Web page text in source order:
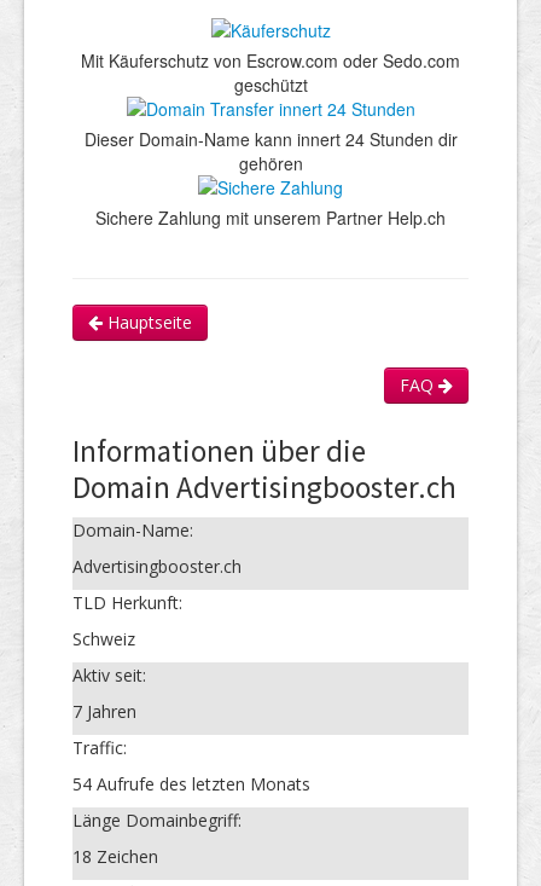
Mit Käuferschutz von Escrow.com oder Sedo.com
geschützt
Dieser Domain-Name kann innert 24 Stunden dir
gehören
Sichere Zahlung mit unserem Partner Help.ch
Hauptseite
FAQ
Informationen über die
Domain Advertisingbooster.ch
Domain-Name:
Advertisingbooster.ch
TLD Herkunft:
Schweiz
Aktiv seit:
7 Jahren
Traffic:
54 Aufrufe des letzten Monats
Länge Domainbegriff:
18 Zeichen